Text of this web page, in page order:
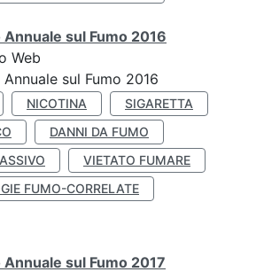
sul Fumo 2016
Web
sul Fumo 2016
NICOTINA
SIGARETTA
DANNI DA FUMO
VIETATO FUMARE
FUMO-CORRELATE
sul Fumo 2017